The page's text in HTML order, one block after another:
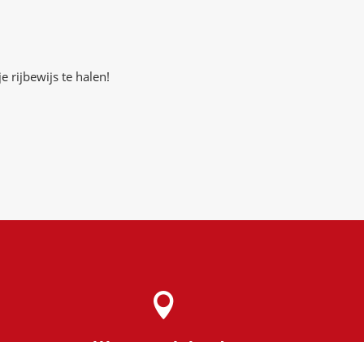
rijbewijs te halen!
